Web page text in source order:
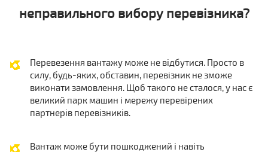
неправильного вибору перевізника?
Перевезення вантажу може не відбутися. Просто в
силу, будь-яких, обставин, перевізник не зможе
виконати замовлення. Щоб такого не сталося, у нас є
великий парк машин і мережу перевірених
партнерів перевізників.
Вантаж може бути пошкоджений і навіть